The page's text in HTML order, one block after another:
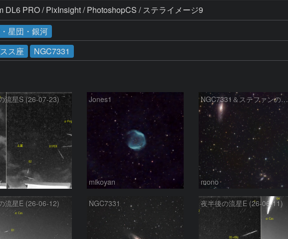
DL6 PRO / PixInsight / PhotoshopCS / ステライメージ9
星団・銀河
ス座 NGC7331
流星S (26-07-23) Jones1
mikoyan
NGC7331＆ステファンの五つ子
mono
流星E (26-06-12) NGC7331 夜半後の流星E (26-06-11)